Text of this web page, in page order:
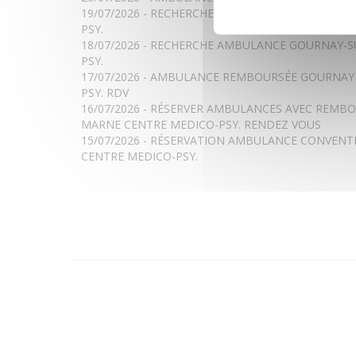
19/07/2026 - RECHERCHE AMBULANCES
PSY.
18/07/2026 - RECHERCHE AMBULANCE GOURNAY-
PSY.
17/07/2026 - AMBULANCE REMBOURSÉE
PSY. RDV
16/07/2026 - RÉSERVER AMBULANCES AVEC
MARNE CENTRE MEDICO-PSY. RENDEZ VOUS
15/07/2026 - RÉSERVATION AMBULANCE
CENTRE MEDICO-PSY.